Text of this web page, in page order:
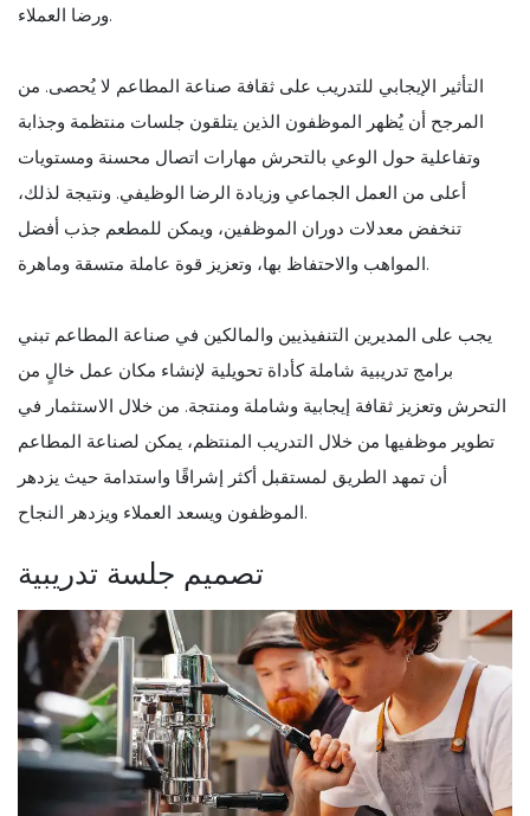
ورضا العملاء.
التأثير الإيجابي للتدريب على ثقافة صناعة المطاعم لا يُحصى. من
المرجح أن يُظهر الموظفون الذين يتلقون جلسات منتظمة وجذابة
وتفاعلية حول الوعي بالتحرش مهارات اتصال محسنة ومستويات
أعلى من العمل الجماعي وزيادة الرضا الوظيفي. ونتيجة لذلك،
تنخفض معدلات دوران الموظفين، ويمكن للمطعم جذب أفضل
المواهب والاحتفاظ بها، وتعزيز قوة عاملة متسقة وماهرة.
يجب على المديرين التنفيذيين والمالكين في صناعة المطاعم تبني
برامج تدريبية شاملة كأداة تحويلية لإنشاء مكان عمل خالٍ من
التحرش وتعزيز ثقافة إيجابية وشاملة ومنتجة. من خلال الاستثمار في
تطوير موظفيها من خلال التدريب المنتظم، يمكن لصناعة المطاعم
أن تمهد الطريق لمستقبل أكثر إشراقًا واستدامة حيث يزدهر
الموظفون ويسعد العملاء ويزدهر النجاح.
تصميم جلسة تدريبية